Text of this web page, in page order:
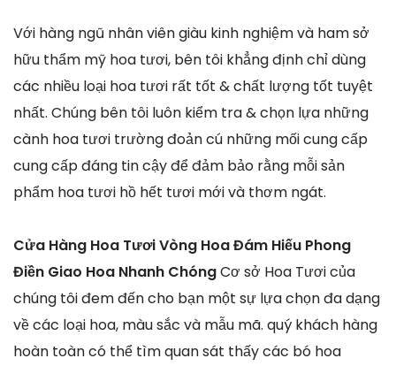
Với hàng ngũ nhân viên giàu kinh nghiệm và ham sở
hữu thẩm mỹ hoa tươi, bên tôi khẳng định chỉ dùng
các nhiều loại hoa tươi rất tốt & chất lượng tốt tuyệt
nhất. Chúng bên tôi luôn kiểm tra & chọn lựa những
cành hoa tươi trường đoản cú những mối cung cấp
cung cấp đáng tin cậy để đảm bảo rằng mỗi sản
phẩm hoa tươi hồ hết tươi mới và thơm ngát.
Cửa Hàng Hoa Tươi Vòng Hoa Đám Hiếu Phong
Điền Giao Hoa Nhanh ChóngCơ sở Hoa Tươi của
chúng tôi đem đến cho bạn một sự lựa chọn đa dạng
về các loại hoa, màu sắc và mẫu mã. quý khách hàng
hoàn toàn có thể tìm quan sát thấy các bó hoa